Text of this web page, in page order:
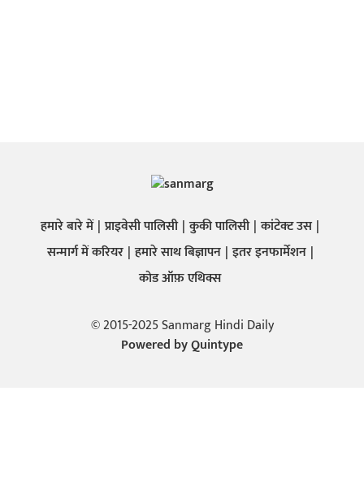
हमारे बारे में प्राइवेसी पालिसी कुकी पालिसी कांटेक्ट उस
सन्मार्ग में करियर हमारे साथ बिज्ञापन इतर इनफार्मेशन
कोड ऑफ़ एथिक्स
© 2015-2025 Sanmarg Hindi Daily
Powered byQuintype